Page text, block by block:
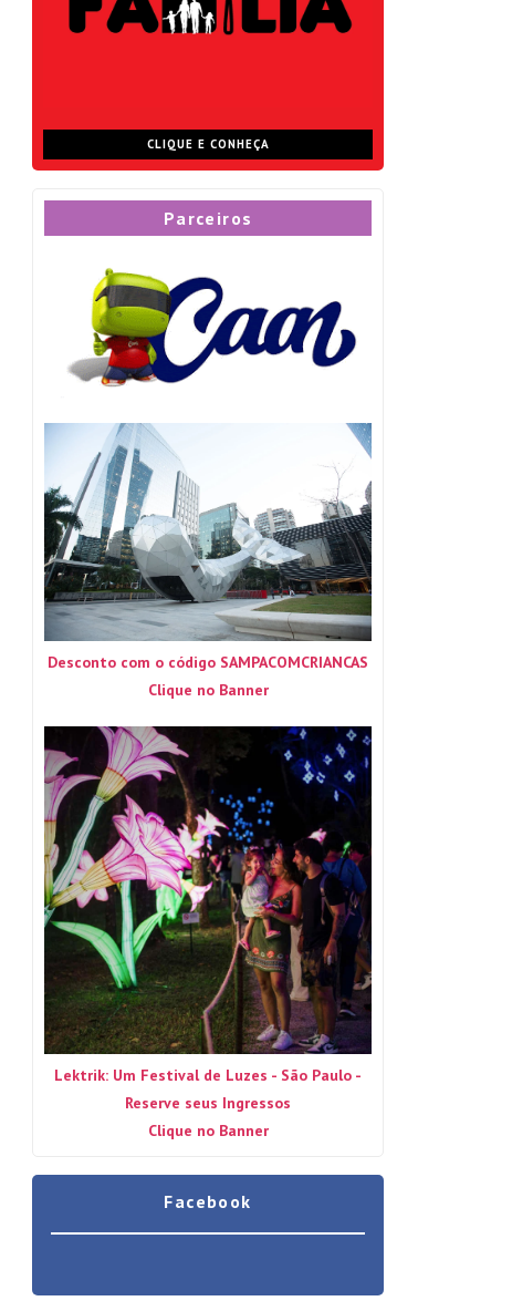
CLIQUE E CONHEÇA
Parceiros
Desconto com o código SAMPACOMCRIANCAS
Clique no Banner
Lektrik: Um Festival de Luzes - São Paulo -
Reserve seus Ingressos
Clique no Banner
Facebook